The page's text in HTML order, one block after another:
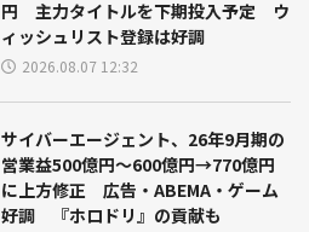
円 主力タイトルを下期投入予定 ウ
ィッシュリスト登録は好調
2026.08.07 12:32
サイバーエージェント、26年9月期の
営業益500億円～600億円→770億円
に上方修正 広告・ABEMA・ゲーム
好調 『ホロドリ』の貢献も